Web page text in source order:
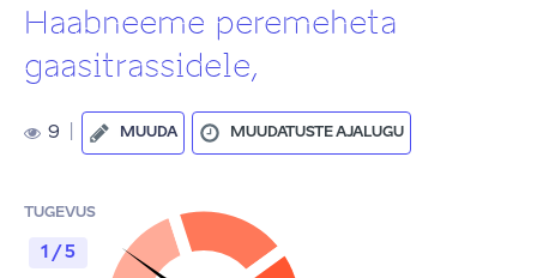
Haabneeme peremeheta
gaasitrassidele,
9 MUUDA MUUDATUSTE AJALUGU
TUGEVUS
1 / 5